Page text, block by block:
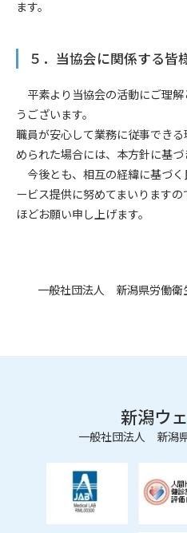
ます。
５．当協会に関係する皆
平素より当協会の活動にご理
うございます。
職員が安心して業務に従事でき
められた場合には、本方針に基づ
今後とも、相互の経緯に基づ
ービス提供に努めてまいります
ほどお願い申し上げます。
一般社団法人 新潟県労働
新潟ウ
一般社団法人 新潟